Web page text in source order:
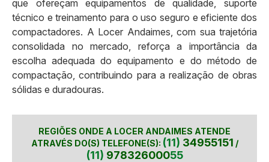
que ofereçam equipamentos de qualidade, suporte
técnico e treinamento para o uso seguro e eficiente dos
compactadores. A Locer Andaimes, com sua trajetória
consolidada no mercado, reforça a importância da
escolha adequada do equipamento e do método de
compactação, contribuindo para a realização de obras
sólidas e duradouras.
REGIÕES ONDE A LOCER ANDAIMES ATENDE
ATRAVÉS DO(S) TELEFONE(S): (11) 34955151 /
(11) 97832600055